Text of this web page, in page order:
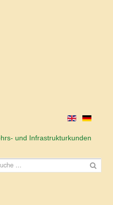
und Infrastrukturkunden